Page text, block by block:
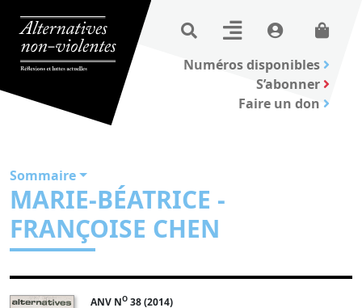
Numéros disponibles
S’abonner
Faire un don
Sommaire
MARIE-BÉATRICE -
FRANÇOISE CHEN
ANV NO 38 (2014)